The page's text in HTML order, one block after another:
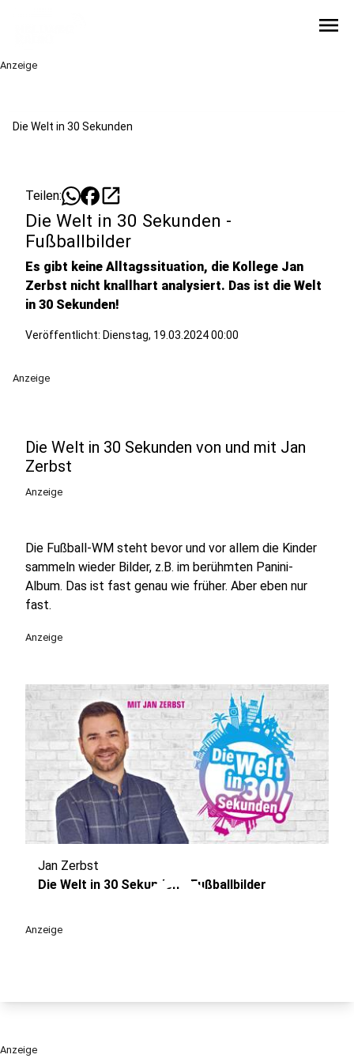
menu
Anzeige
Die Welt in 30 Sekunden
Teilen: open_in_new
Die Welt in 30 Sekunden -
Fußballbilder
Es gibt keine Alltagssituation, die Kollege Jan
Zerbst nicht knallhart analysiert. Das ist die Welt
in 30 Sekunden!
Veröffentlicht: Dienstag, 19.03.2024 00:00
Anzeige
Die Welt in 30 Sekunden von und mit Jan
Zerbst
Anzeige
Die Fußball-WM steht bevor und vor allem die Kinder
sammeln wieder Bilder, z.B. im berühmten Panini-
Album. Das ist fast genau wie früher. Aber eben nur
fast.
Anzeige
play_circle
Jan Zerbst
Die Welt in 30 Sekunden - Fußballbilder
Anzeige
Anzeige